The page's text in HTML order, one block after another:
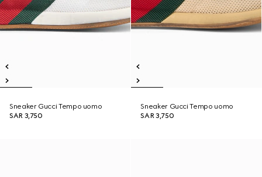
Sneaker Gucci Tempo uomo
SAR 3,750
Sneaker Gucci Tempo uomo
SAR 3,750